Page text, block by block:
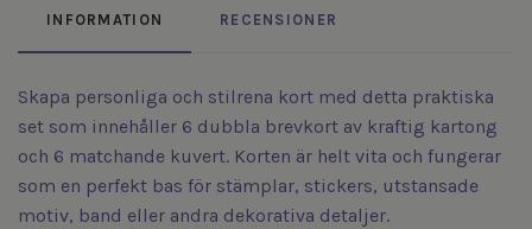
INFORMATION RECENSIONER
Skapa personliga och stilrena kort med detta praktiska
set som innehåller 6 dubbla brevkort av kraftig kartong
och 6 matchande kuvert. Korten är helt vita och fungerar
som en perfekt bas för stämplar, stickers, utstansade
motiv, band eller andra dekorativa detaljer.